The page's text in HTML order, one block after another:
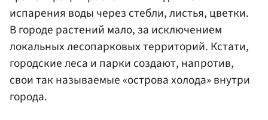
испарения воды через стебли, листья, цветки.
В городе растений мало, за исключением
локальных лесопарковых территорий. Кстати,
городские леса и парки создают, напротив,
свои так называемые «острова холода» внутри
города.